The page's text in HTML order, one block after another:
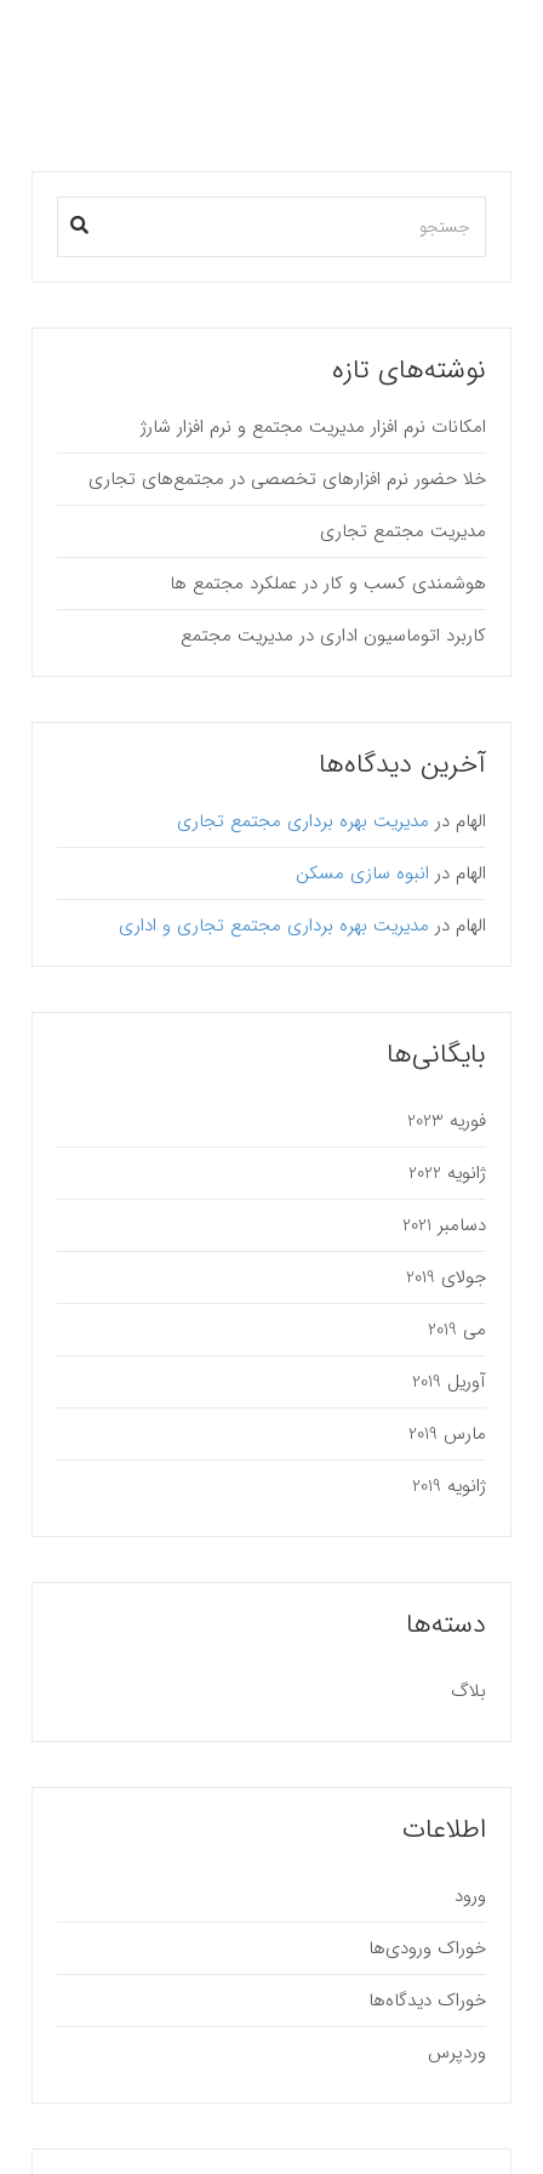
نوشته‌های تازه
امکانات نرم افزار مدیریت مجتمع و نرم افزار شارژ
خلا حضور نرم افزارهای تخصصی در مجتمع‌های تجاری
مدیریت مجتمع تجاری
هوشمندی کسب و کار در عملکرد مجتمع ها
کاربرد اتوماسیون اداری در مدیریت مجتمع
آخرین دیدگاه‌ها
الهام در مدیریت بهره برداری مجتمع تجاری
الهام در انبوه سازی مسکن
الهام در مدیریت بهره برداری مجتمع تجاری و اداری
بایگانی‌ها
فوریه 2023
ژانویه 2022
دسامبر 2021
جولای 2019
می 2019
آوریل 2019
مارس 2019
ژانویه 2019
دسته‌ها
بلاگ
اطلاعات
ورود
خوراک ورودی‌ها
خوراک دیدگاه‌ها
وردپرس